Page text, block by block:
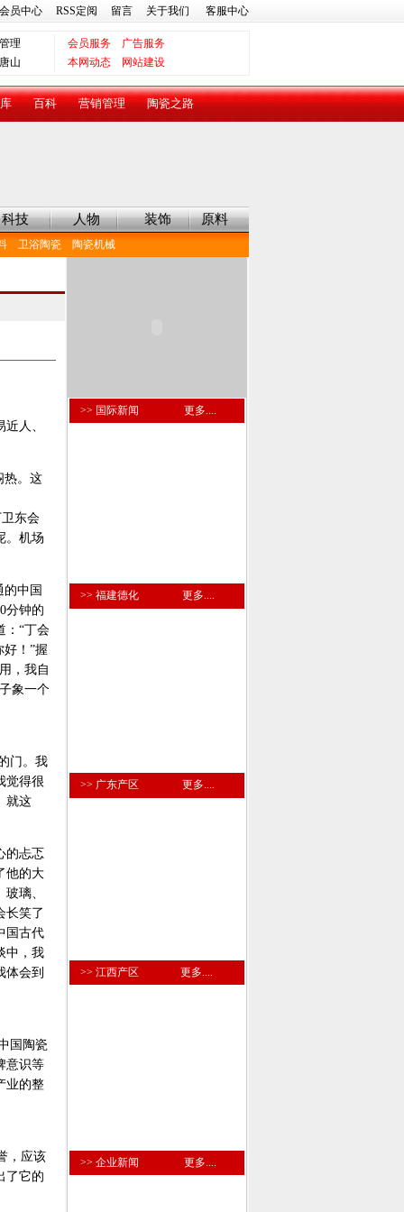
会员中心 RSS定阅 留言 关于我们 客服中心
理 会员服务
广告服务
山
本网动态 网站建设
百科 营销管理 陶瓷之路
科技 人物 装饰 原料
卫浴陶瓷 陶瓷机械
人、
热。这
东会
。机场
中国
分钟的
：“丁会
！”握
，我自
象一个
门。我
觉得很
就这
的忐忑
他的大
璃、
长笑了
国古代
中，我
体会到
国陶瓷
意识等
业的整
，应该
了它的
>> 国际新闻 更多....
>> 福建德化 更多....
>> 广东产区 更多....
>> 江西产区 更多....
>> 企业新闻 更多....